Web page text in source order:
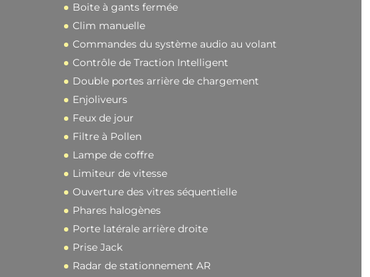
Boite à gants fermée
Clim manuelle
Commandes du système audio au volant
Contrôle de Traction Intelligent
Double portes arrière de chargement
Enjoliveurs
Feux de jour
Filtre à Pollen
Lampe de coffre
Limiteur de vitesse
Ouverture des vitres séquentielle
Phares halogènes
Porte latérale arrière droite
Prise Jack
Radar de stationnement AR